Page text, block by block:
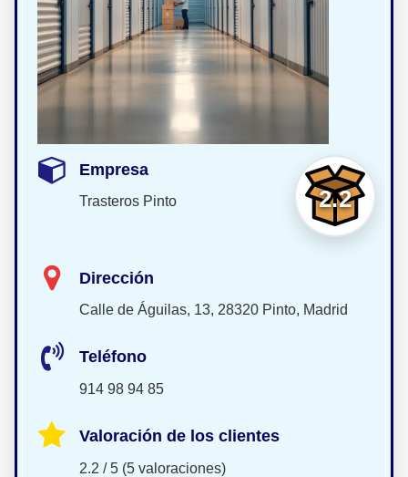
2.2
Empresa
Trasteros Pinto
Dirección
Calle de Águilas, 13, 28320 Pinto, Madrid
Teléfono
914 98 94 85
Valoración de los clientes
2.2 / 5 (5 valoraciones)